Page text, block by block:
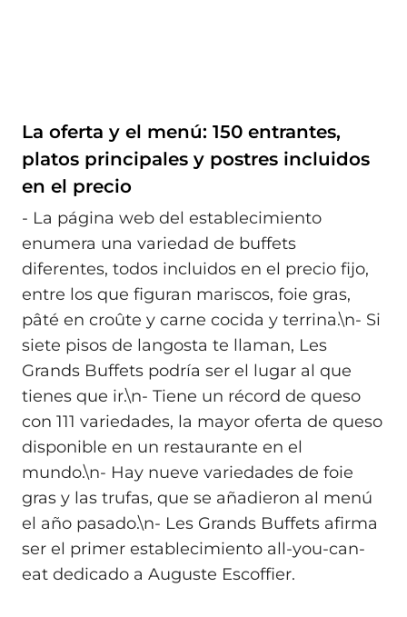
La oferta y el menú: 150 entrantes,
platos principales y postres incluidos
en el precio
- La página web del establecimiento
enumera una variedad de buffets
diferentes, todos incluidos en el precio fijo,
entre los que figuran mariscos, foie gras,
pâté en croûte y carne cocida y terrina.\n- Si
siete pisos de langosta te llaman, Les
Grands Buffets podría ser el lugar al que
tienes que ir.\n- Tiene un récord de queso
con 111 variedades, la mayor oferta de queso
disponible en un restaurante en el
mundo.\n- Hay nueve variedades de foie
gras y las trufas, que se añadieron al menú
el año pasado.\n- Les Grands Buffets afirma
ser el primer establecimiento all-you-can-
eat dedicado a Auguste Escoffier.